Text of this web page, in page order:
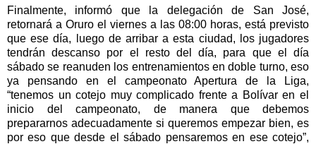
Finalmente, informó que la delegación de San José,
retornará a Oruro el viernes a las 08:00 horas, está previsto
que ese día, luego de arribar a esta ciudad, los jugadores
tendrán descanso por el resto del día, para que el día
sábado se reanuden los entrenamientos en doble turno, eso
ya pensando en el campeonato Apertura de la Liga,
“tenemos un cotejo muy complicado frente a Bolívar en el
inicio del campeonato, de manera que debemos
prepararnos adecuadamente si queremos empezar bien, es
por eso que desde el sábado pensaremos en ese cotejo”,